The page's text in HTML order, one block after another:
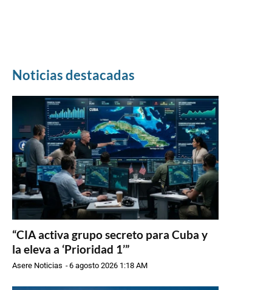
Noticias destacadas
“CIA activa grupo secreto para Cuba y
la eleva a ‘Prioridad 1’”
Asere Noticias -6 agosto 2026 1:18 AM